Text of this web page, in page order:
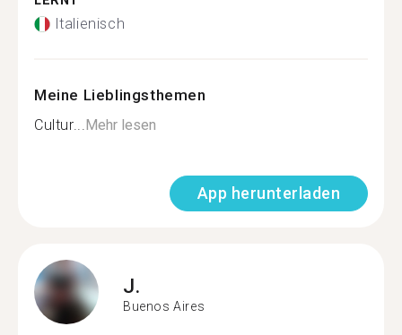
Italienisch
Meine Lieblingsthemen
Cultur...Mehr lesen
App herunterladen
J.
Buenos Aires